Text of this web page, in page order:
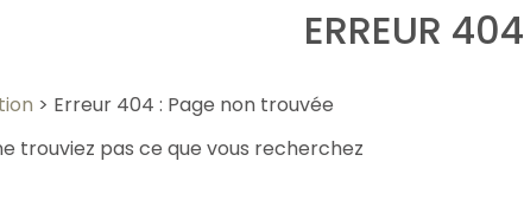
ERREUR 404
> Erreur 404 : Page non trouvée
trouviez pas ce que vous recherchez